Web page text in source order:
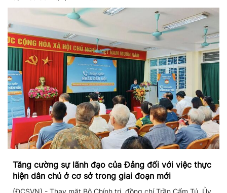
Tăng cường sự lãnh đạo của Đảng đối với việc thực
hiện dân chủ ở cơ sở trong giai đoạn mới
(ĐCSVN) - Thay mặt Bộ Chính trị, đồng chí Trần Cẩm Tú, Ủy